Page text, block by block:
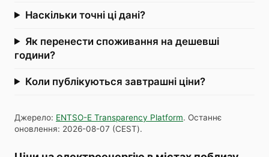
Наскільки точні ці дані?
Як перенести споживання на дешевші
години?
Коли публікуються завтрашні ціни?
Джерело: ENTSO-E Transparency Platform. Останнє
оновлення: 2026-08-07 (CEST).